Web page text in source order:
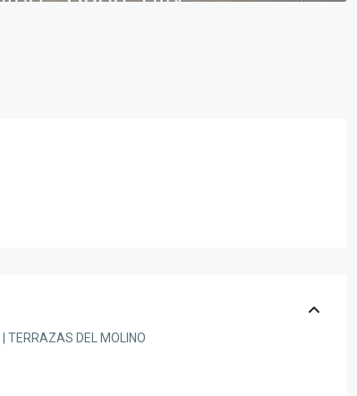
| TERRAZAS DEL MOLINO